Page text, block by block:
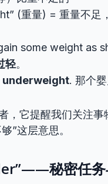
(重量) = 重量不足
some weight as
轻。
underweight. 那个
，它提醒我们关注事
”这层意思。
秘密任